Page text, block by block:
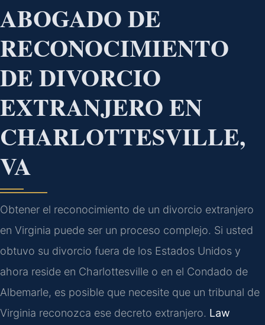
ABOGADO DE
RECONOCIMIENTO
DE DIVORCIO
EXTRANJERO EN
CHARLOTTESVILLE,
VA
Obtener el reconocimiento de un divorcio extranjero
en Virginia puede ser un proceso complejo. Si usted
obtuvo su divorcio fuera de los Estados Unidos y
ahora reside en Charlottesville o en el Condado de
Albemarle, es posible que necesite que un tribunal de
Virginia reconozca ese decreto extranjero. Law